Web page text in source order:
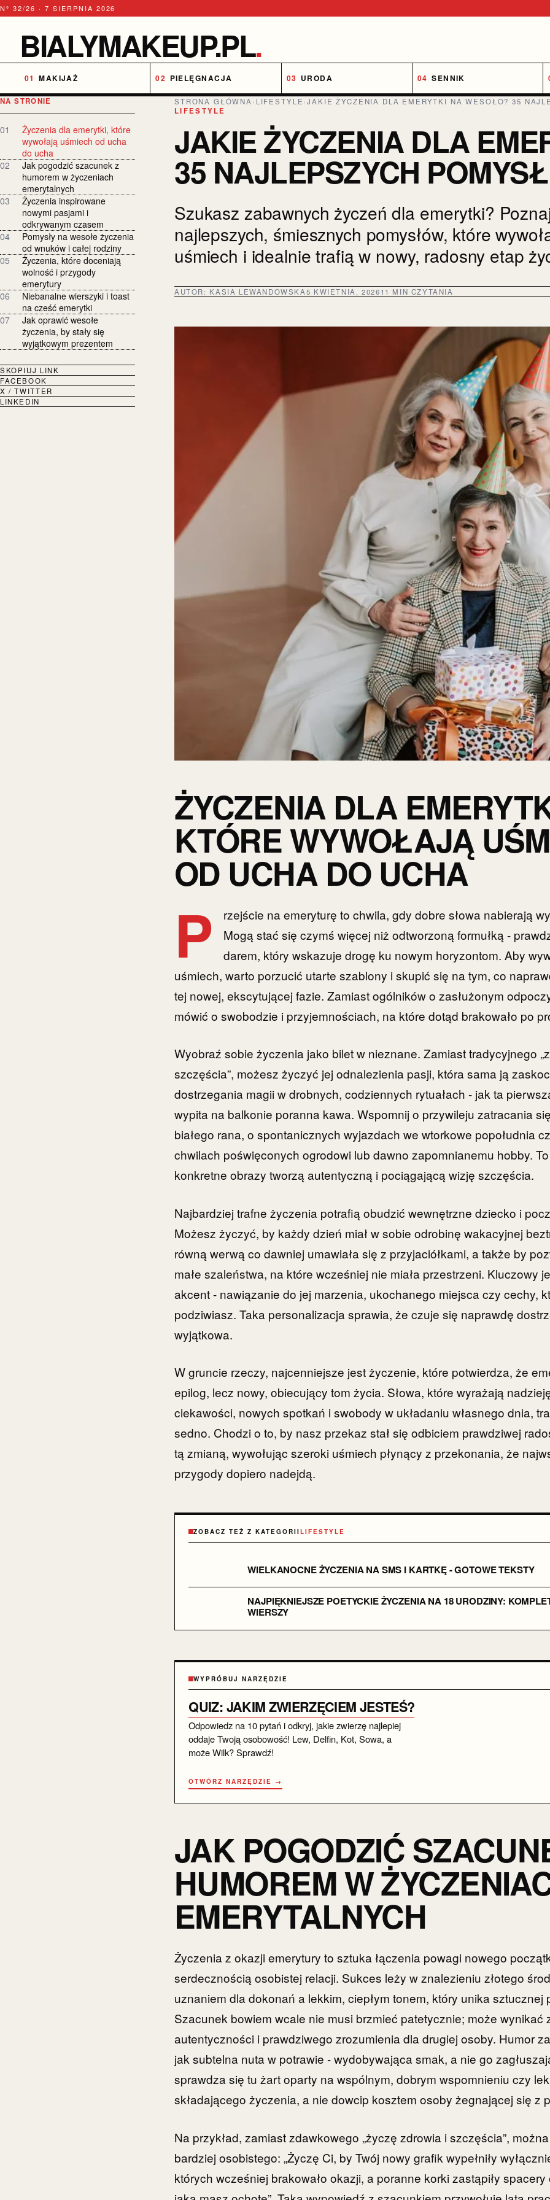
Nº 32/26 · 7 SIERPNIA 2026
BIALYMAKEUP.PL.
MAKIJAŻ PIELĘGNACJA URODA SENNIK
NA STRONIE
01
Życzenia dla emerytki, które
wywołają uśmiech od ucha
do ucha
02
Jak pogodzić szacunek z
humorem w życzeniach
emerytalnych
03
Życzenia inspirowane
nowymi pasjami i
odkrywanym czasem
04
Pomysły na wesołe życzenia
od wnuków i całej rodziny
05
Życzenia, które doceniają
wolność i przygody
emerytury
06
Niebanalne wierszyki i toast
na cześć emerytki
07
Jak oprawić wesołe
życzenia, by stały się
wyjątkowym prezentem
SKOPIUJ LINK
FACEBOOK
X / TWITTER
LINKEDIN
STRONA GŁÓWNA › LIFESTYLE›JAKIE ŻYCZENIA DLA EMERYTKI NA WESOŁO? 35
LIFESTYLE
JAKIE ŻYCZENIA DLA
35 NAJLEPSZYCH
Szukasz zabawnych życzeń dla emerytki?
najlepszych, śmiesznych pomysłów, które
uśmiech i idealnie trafią w nowy, radosny etap
AUTOR: KASIA LEWANDOWSKA5 KWIETNIA, 202611 MIN CZYTANIA
ŻYCZENIA DLA
KTÓRE WYWOŁAJĄ
OD UCHA DO UCHA
P
rzejście na emeryturę to chwila, gdy dobre słowa nabierają
Mogą stać się czymś więcej niż odtworzoną formułką -
darem, który wskazuje drogę ku nowym horyzontom. Aby
uśmiech, warto porzucić utarte szablony i skupić się na tym, co
tej nowej, ekscytującej fazie. Zamiast ogólników o zasłużonym
mówić o swobodzie i przyjemnościach, na które dotąd brakowało po
Wyobraź sobie życzenia jako bilet w nieznane. Zamiast tradycyjnego
szczęścia”, możesz życzyć jej odnalezienia pasji, która sama ją
dostrzegania magii w drobnych, codziennych rytuałach - jak ta
wypita na balkonie poranna kawa. Wspomnij o przywileju zatracania
białego rana, o spontanicznych wyjazdach we wtorkowe popołudnia
chwilach poświęconych ogrodowi lub dawno zapomnianemu hobby.
konkretne obrazy tworzą autentyczną i pociągającą wizję szczęścia.
Najbardziej trafne życzenia potrafią obudzić wewnętrzne dziecko i
Możesz życzyć, by każdy dzień miał w sobie odrobinę wakacyjnej
równą werwą co dawniej umawiała się z przyjaciółkami, a także by
małe szaleństwa, na które wcześniej nie miała przestrzeni. Kluczowy
akcent - nawiązanie do jej marzenia, ukochanego miejsca czy cechy,
podziwiasz. Taka personalizacja sprawia, że czuje się naprawdę
wyjątkowa.
W gruncie rzeczy, najcenniejsze jest życzenie, które potwierdza, że
epilog, lecz nowy, obiecujący tom życia. Słowa, które wyrażają
ciekawości, nowych spotkań i swobody w układaniu własnego dnia,
sedno. Chodzi o to, by nasz przekaz stał się odbiciem prawdziwej
tą zmianą, wywołując szeroki uśmiech płynący z przekonania, że
przygody dopiero nadejdą.
ZOBACZ TEŻ Z KATEGORIILIFESTYLE
WIELKANOCNE ŻYCZENIA NA SMS I KARTKĘ - GOTOWE TEKSTY
NAJPIĘKNIEJSZE POETYCKIE ŻYCZENIA NA 18 URODZINY:
WIERSZY
WYPRÓBUJ NARZĘDZIE
QUIZ: JAKIM ZWIERZĘCIEM JESTEŚ?
Odpowiedz na 10 pytań i odkryj, jakie zwierzę najlepiej
oddaje Twoją osobowość! Lew, Delfin, Kot, Sowa, a
może Wilk? Sprawdź!
OTWÓRZ NARZĘDZIE →
JAK POGODZIĆ
HUMOREM W
EMERYTALNYCH
Życzenia z okazji emerytury to sztuka łączenia powagi nowego
serdecznością osobistej relacji. Sukces leży w znalezieniu złotego
uznaniem dla dokonań a lekkim, ciepłym tonem, który unika sztucznej
Szacunek bowiem wcale nie musi brzmieć patetycznie; może wynikać
autentyczności i prawdziwego zrozumienia dla drugiej osoby. Humor
jak subtelna nuta w potrawie - wydobywająca smak, a nie go
sprawdza się tu żart oparty na wspólnym, dobrym wspomnieniu czy
składającego życzenia, a nie dowcip kosztem osoby żegnającej się z
Na przykład, zamiast zdawkowego „życzę zdrowia i szczęścia”,
bardziej osobistego: „Życzę Ci, by Twój nowy grafik wypełniły
których wcześniej brakowało okazji, a poranne korki zastąpiły